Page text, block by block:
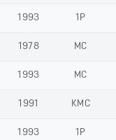
1993 1Р
1978 МС
1993 МС
1991 КМС
1993 1Р